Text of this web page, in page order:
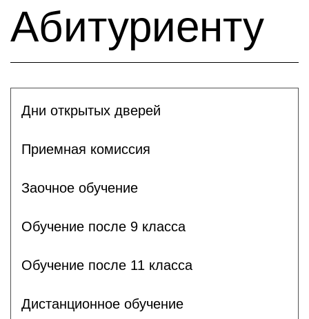
Абитуриенту
Дни открытых дверей
Приемная комиссия
Заочное обучение
Обучение после 9 класса
Обучение после 11 класса
Дистанционное обучение